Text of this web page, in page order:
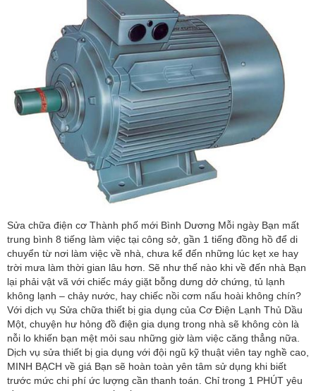
Sửa chữa điện cơ Thành phố mới Bình Dương Mỗi ngày Bạn mất
trung bình 8 tiếng làm việc tại công sở, gần 1 tiếng đồng hồ để di
chuyển từ nơi làm việc về nhà, chưa kể đến những lúc kẹt xe hay
trời mưa làm thời gian lâu hơn. Sẽ như thế nào khi về đến nhà Bạn
lại phải vật vã với chiếc máy giặt bỗng dưng dở chứng, tủ lạnh
không lạnh – chảy nước, hay chiếc nồi cơm nấu hoài không chín?
Với dịch vụ Sửa chữa thiết bị gia dụng của Cơ Điện Lạnh Thủ Dầu
Một, chuyện hư hỏng đồ điện gia dụng trong nhà sẽ không còn là
nỗi lo khiến bạn mệt mỏi sau những giờ làm việc căng thẳng nữa.
Dịch vụ sửa thiết bị gia dụng với đội ngũ kỹ thuật viên tay nghề cao,
MINH BẠCH về giá Bạn sẽ hoàn toàn yên tâm sử dụng khi biết
trước mức chi phí ức lượng cần thanh toán. Chỉ trong 1 PHÚT yêu